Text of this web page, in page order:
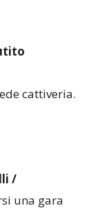
cattiveria.
/
una gara